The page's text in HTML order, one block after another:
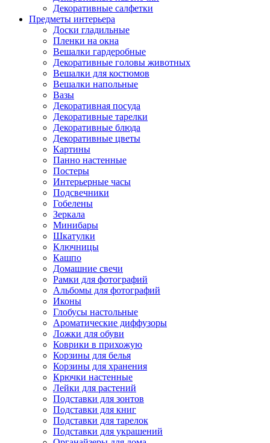
Декоративные салфетки
Предметы интерьера
Доски гладильные
Пленки на окна
Вешалки гардеробные
Декоративные головы животных
Вешалки для костюмов
Вешалки напольные
Вазы
Декоративная посуда
Декоративные тарелки
Декоративные блюда
Декоративные цветы
Картины
Панно настенные
Постеры
Интерьерные часы
Подсвечники
Гобелены
Зеркала
Минибары
Шкатулки
Ключницы
Кашпо
Домашние свечи
Рамки для фотографий
Альбомы для фотографий
Иконы
Глобусы настольные
Ароматические диффузоры
Ложки для обуви
Коврики в прихожую
Корзины для белья
Корзины для хранения
Крючки настенные
Лейки для растений
Подставки для зонтов
Подставки для книг
Подставки для тарелок
Подставки для украшений